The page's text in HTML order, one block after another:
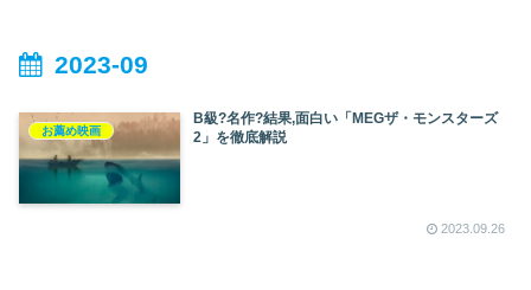
2023-09
お薦め映画
B級?名作?結果,面白い「MEGザ・モンスターズ
2」を徹底解説
2023.09.26